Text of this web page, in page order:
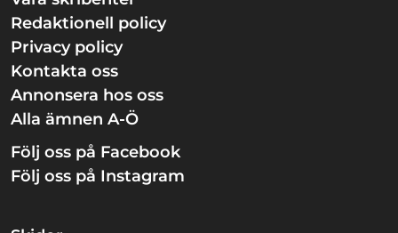
Redaktionell policy
Privacy policy
Kontakta oss
Annonsera hos oss
Alla ämnen A-Ö
Följ oss på Facebook
Följ oss på Instagram